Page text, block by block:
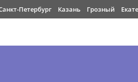
Петербург Казань Грозный